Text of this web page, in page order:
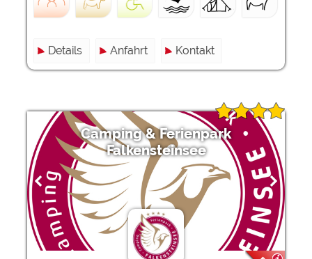
Details Anfahrt Kontakt
Camping & Ferienpark
Falkensteinsee